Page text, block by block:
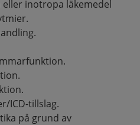
inotropa läkemedel
ICD-tillslag​.
på grund av